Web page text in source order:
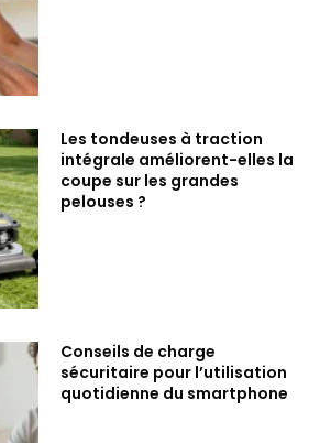
Les tondeuses à traction
intégrale améliorent-elles la
coupe sur les grandes
pelouses ?
Conseils de charge
sécuritaire pour l’utilisation
quotidienne du smartphone